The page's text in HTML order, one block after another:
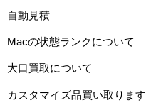
自動見積
Macの状態ランクについて
大口買取について
カスタマイズ品買い取ります